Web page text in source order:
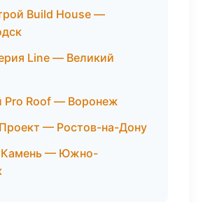
Build House —
Line — Великий
Roof — Воронеж
— Ростов-на-Дону
Камень — Южно-